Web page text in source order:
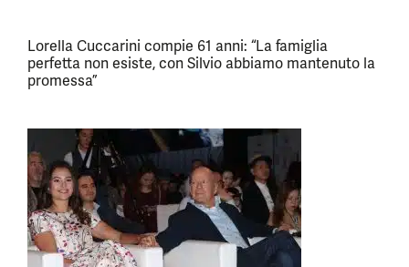
Lorella Cuccarini compie 61 anni: “La famiglia
perfetta non esiste, con Silvio abbiamo mantenuto la
promessa”